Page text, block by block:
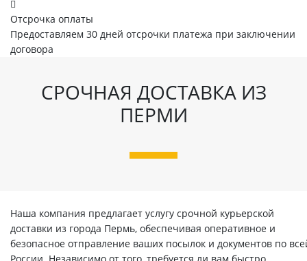
Отсрочка оплаты
Предоставляем 30 дней отсрочки платежа при заключении
договора
СРОЧНАЯ ДОСТАВКА ИЗ
ПЕРМИ
Наша компания предлагает услугу срочной курьерской
доставки из города Пермь, обеспечивая оперативное и
безопасное отправление ваших посылок и документов по